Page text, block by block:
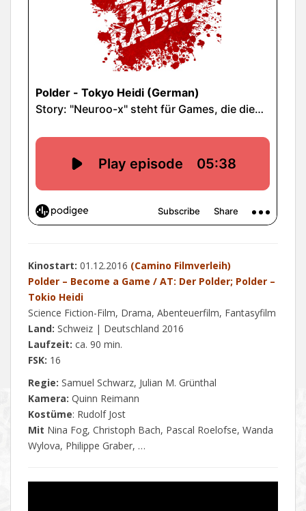
Kinostart: 01.12.2016 (Camino Filmverleih)
Polder – Become a Game / AT: Der Polder; Polder –
Tokio Heidi
Science Fiction-Film, Drama, Abenteuerfilm, Fantasyfilm
Land: Schweiz | Deutschland 2016
Laufzeit: ca. 90 min.
FSK: 16
Regie: Samuel Schwarz, Julian M. Grünthal
Kamera: Quinn Reimann
Kostüme: Rudolf Jost
Mit Nina Fog, Christoph Bach, Pascal Roelofse, Wanda
Wylova, Philippe Graber, …